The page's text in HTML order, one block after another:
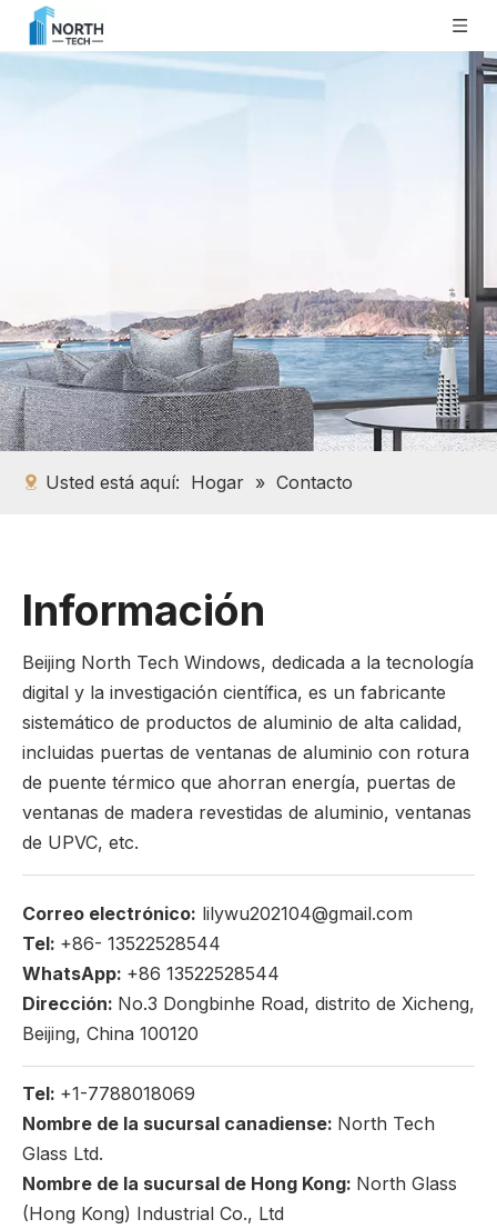
Usted está aquí: Hogar » Contacto
Información
Beijing North Tech Windows, dedicada a la tecnología
digital y la investigación científica, es un fabricante
sistemático de productos de aluminio de alta calidad,
incluidas puertas de ventanas de aluminio con rotura
de puente térmico que ahorran energía, puertas de
ventanas de madera revestidas de aluminio, ventanas
de UPVC, etc.
Correo electrónico: lilywu202104@gmail.com
Tel: +86- 13522528544
WhatsApp: +86 13522528544
Dirección: No.3 Dongbinhe Road, distrito de Xicheng,
Beijing, China 100120
Tel: +1-7788018069
Nombre de la sucursal canadiense: North Tech
Glass Ltd.
Nombre de la sucursal de Hong Kong: North Glass
(Hong Kong) Industrial Co., Ltd